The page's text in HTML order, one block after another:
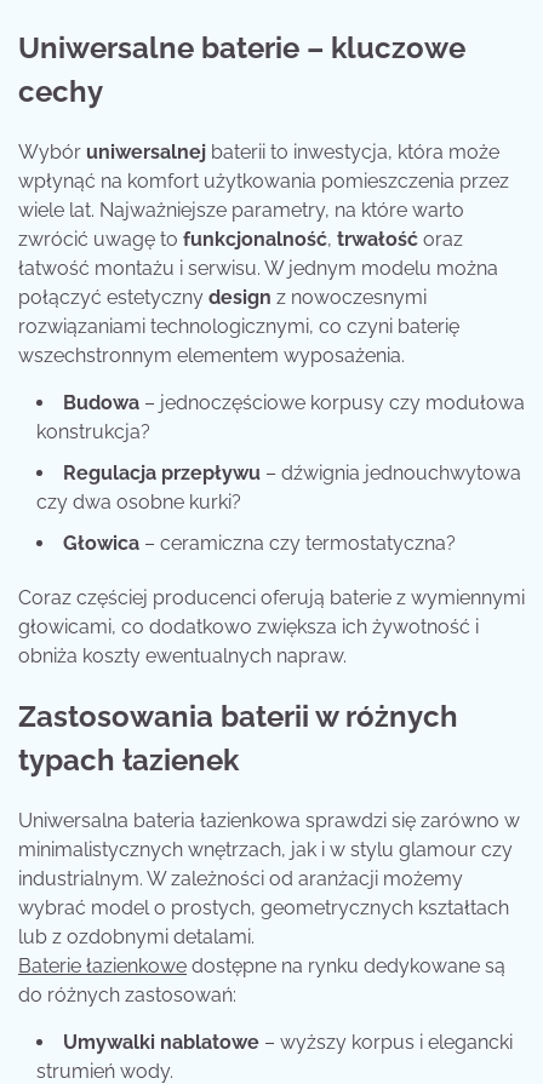
Uniwersalne baterie – kluczowe
cechy
Wybór uniwersalnej baterii to inwestycja, która może
wpłynąć na komfort użytkowania pomieszczenia przez
wiele lat. Najważniejsze parametry, na które warto
zwrócić uwagę to funkcjonalność, trwałość oraz
łatwość montażu i serwisu. W jednym modelu można
połączyć estetyczny design z nowoczesnymi
rozwiązaniami technologicznymi, co czyni baterię
wszechstronnym elementem wyposażenia.
Budowa – jednoczęściowe korpusy czy modułowa
konstrukcja?
Regulacja przepływu – dźwignia jednouchwytowa
czy dwa osobne kurki?
Głowica – ceramiczna czy termostatyczna?
Coraz częściej producenci oferują baterie z wymiennymi
głowicami, co dodatkowo zwiększa ich żywotność i
obniża koszty ewentualnych napraw.
Zastosowania baterii w różnych
typach łazienek
Uniwersalna bateria łazienkowa sprawdzi się zarówno w
minimalistycznych wnętrzach, jak i w stylu glamour czy
industrialnym. W zależności od aranżacji możemy
wybrać model o prostych, geometrycznych kształtach
lub z ozdobnymi detalami.
Baterie łazienkowe dostępne na rynku dedykowane są
do różnych zastosowań:
Umywalki nablatowe – wyższy korpus i elegancki
strumień wody.